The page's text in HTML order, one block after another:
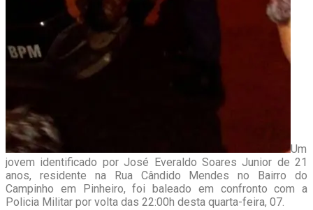
Um
jovem identificado por José Everaldo Soares Junior de 21
anos, residente na Rua Cândido Mendes no Bairro do
Campinho em Pinheiro, foi baleado em confronto com a
Policia Militar por volta das 22:00h desta quarta-feira, 07.